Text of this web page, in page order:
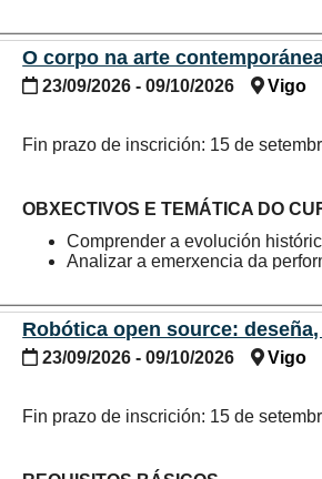
Realizar a reprodución das pezas co molde.
Expoñer distintos acabamentos das pezas.
O corpo na arte
23/09/2026 - 09/10/2026 Vigo
Fin prazo de inscrición: 15 de
OBXECTIVOS E TEMÁTICA DO
Comprender a evolución
Analizar a emerxencia da
Desenvolver ferramentas
Introducir técnicas de traballo
Investigar a relación entre
experimentación interdisciplinar.
Para consultar a qué colectivo
Robótica open source:
23/09/2026 - 09/10/2026 Vigo
Fin prazo de inscrición: 15 de